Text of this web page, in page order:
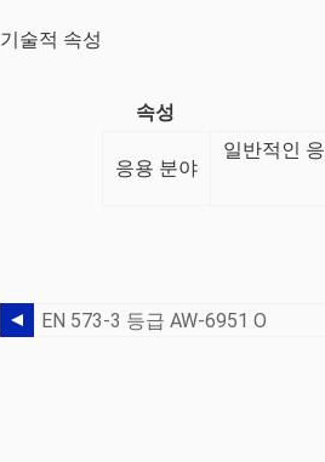
기술적 속성
속성
응용 분야
일반적인
EN 573-3 등급 AW-6951 O